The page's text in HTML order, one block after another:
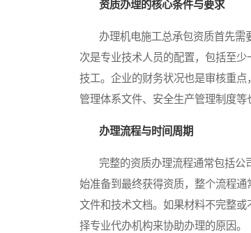
资质办理的核心条件与要求
办理机电施工总承包资质首先需
次是专业技术人员的配置，包括至
技工。企业的财务状况也是审核重
管理体系文件、安全生产管理制度等
办理流程与时间周期
完整的资质办理流程通常包括公
始准备到最终获得资质，整个流程
文件和技术文档。如果材料不完整
择专业代办机构来协助办理的原因。